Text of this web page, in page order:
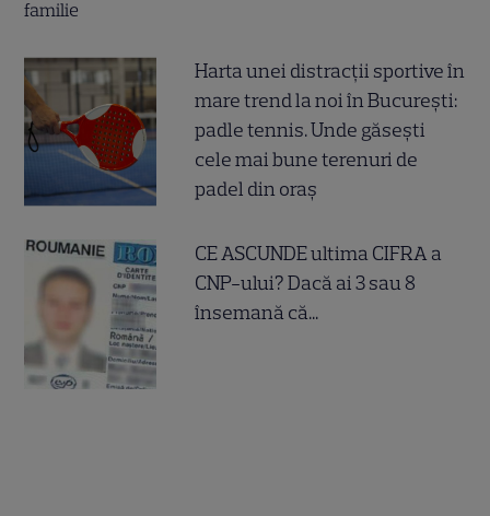
Harta unei distracții sportive în
mare trend la noi în București:
padle tennis. Unde găsești
cele mai bune terenuri de
padel din oraș
CE ASCUNDE ultima CIFRA a
CNP-ului? Dacă ai 3 sau 8
însemană că...